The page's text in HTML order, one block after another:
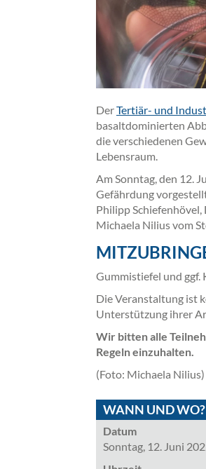
DerTertiär- und
basaltdominierten
die verschiedenen
Lebensraum.
Am Sonntag, den 12.
Gefährdung
Philipp
Michaela Nilius vom
Gummistiefel und ggf.
Die Veranstaltung ist
Unterstützung ihrer
Wir bitten alle
Regeln einzuhalten.
(Foto: Michaela Nilius)
WANN UND WO?
Datum
Sonntag, 12. Juni